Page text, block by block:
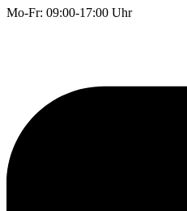
Mo-Fr: 09:00-17:00 Uhr